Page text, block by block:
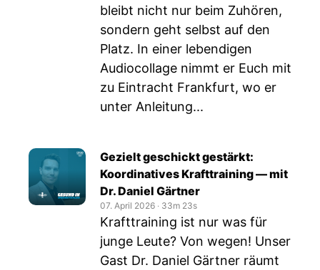
bleibt nicht nur beim Zuhören,
sondern geht selbst auf den
Platz. In einer lebendigen
Audiocollage nimmt er Euch mit
zu Eintracht Frankfurt, wo er
unter Anleitung...
Gezielt geschickt gestärkt:
Koordinatives Krafttraining — mit
Dr. Daniel Gärtner
07. April 2026 ‧ 33m 23s
Krafttraining ist nur was für
junge Leute? Von wegen! Unser
Gast Dr. Daniel Gärtner räumt